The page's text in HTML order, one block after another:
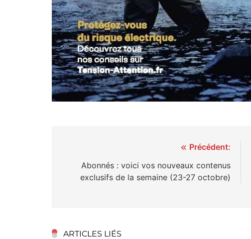
l’article
Précédent:
Abonnés : voici vos nouveaux contenus
exclusifs de la semaine (23-27 octobre)
ARTICLES LIÉS